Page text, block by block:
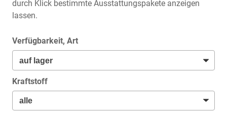
durch Klick bestimmte Ausstattungspakete anzeigen
lassen.
Verfügbarkeit, Art
Kraftstoff